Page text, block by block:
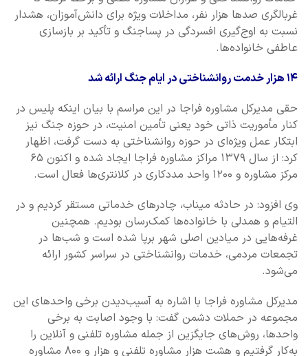
غربالگری صدها هزار نفر، مداخلات ویژه برای دانش‌آموزان، هشدار
نسبت به اوج‌گیری افسردگی در پساجنگ و تأکید بر بازسازی
عاطفی خانواده‌ها.
۱۴ هزار خدمت روانشناختی در ایام جنگ ارائه شد
حقی مدیرکل مشاوره فراجا در این مراسم با بیان اینکه پلیس در
کنار مأموریت ذاتی خود یعنی تأمین امنیت، در حوزه جنگ نیز
ابتکار عمل ویژه‌ای در حوزه روانشناختی به دست گرفت، اظهار
کرد: از سال ۱۳۷۹ مراکز مشاوره فراجا ایجاد شده و اکنون ۶۵
مرکز مشاوره و ۱۲۰۰ واحد مددکاری در کلانتری‌ها فعال است.
وی افزود: در حادثه میناب، چادرهای خدماتی مستقر کردیم و در
التیام و همدلی با خانواده‌ها کمک‌رسان بودیم. همچنین
غرفه‌هایی در میادین اصلی شهر برپا شده است و شب‌ها در
تجمعات مردمی، خدمات روانشناختی در سراسر کشور ارائه
می‌شود.
مدیرکل مشاوره فراجا با اشاره به آسیب‌دیدن برخی واحدهای این
مجموعه در حملات دشمن گفت: با وجود اصابت به برخی
واحدها، روش‌های جایگزین از جمله مشاوره تلفنی و آنلاین را
به‌کار گرفتیم و هشت هزار مشاوره تلفنی و هزار و ۸۰۰ مشاوره